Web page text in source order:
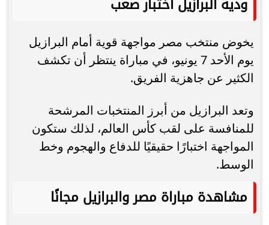
يخوض منتخب مصر مواجهة قوية أمام البرازيل
يوم الأحد 7 يونيو، في مباراة ينتظر أن تكشف
الكثير عن جاهزية الفريق.
وتعد البرازيل من أبرز المنتخبات المرشحة
للمنافسة على لقب كأس العالم، لذلك ستكون
المواجهة اختبارًا حقيقيًا للدفاع والهجوم وخط
الوسط.
مشاهدة مباراة مصر والبرازيل مجانًا